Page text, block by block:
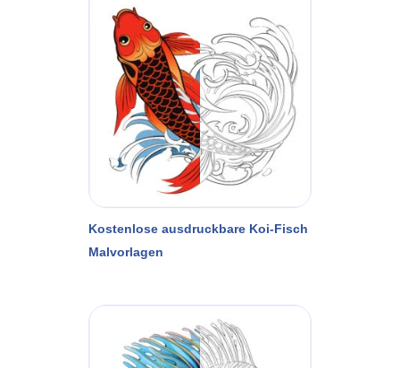
Kostenlose ausdruckbare Koi-Fisch
Malvorlagen